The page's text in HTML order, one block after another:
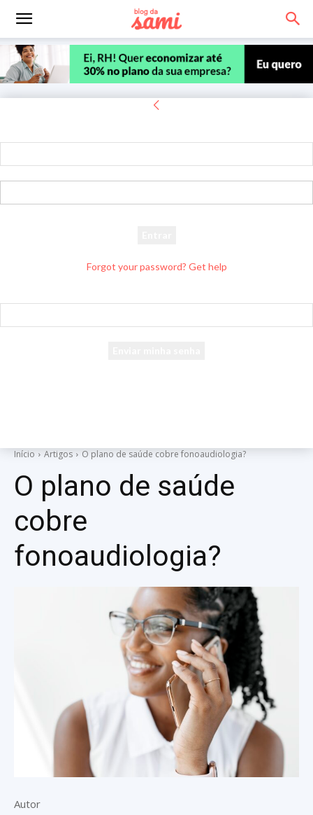
Forgot your password? Get help
Início Artigos O plano de saúde cobre fonoaudiologia?
O plano de saúde
cobre
fonoaudiologia?
Autor